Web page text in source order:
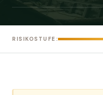
RISIKOSTUFE: